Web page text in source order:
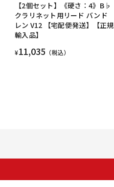
【2個セット】《硬さ：4》B♭
クラリネット用リード バンド
レン V12 【宅配便発送】【正規
輸入品】
¥11,035 （税込）